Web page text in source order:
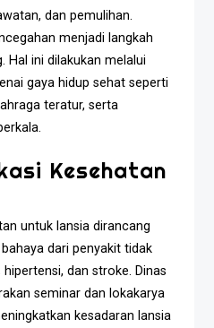
dan pemulihan.
menjadi langkah
Hal ini dilakukan melalui
gaya hidup sehat seperti
teratur, serta
Kesehatan
untuk lansia dirancang
dari penyakit tidak
dan stroke. Dinas
seminar dan lokakarya
kesadaran lansia